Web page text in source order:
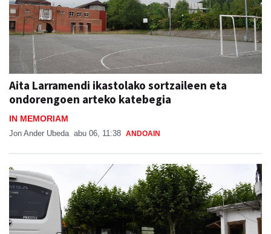
Aita Larramendi ikastolako sortzaileen eta
ondorengoen arteko katebegia
IN MEMORIAM
Jon Ander Ubeda abu 06, 11:38 ANDOAIN